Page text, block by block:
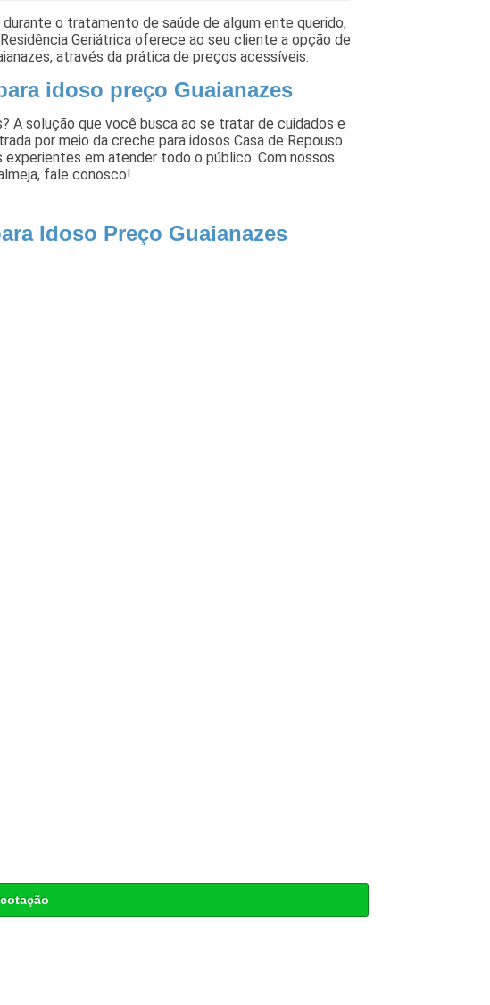
o tratamento de saúde de algum ente querido,
Geriátrica oferece ao seu cliente a opção de
através da prática de preços acessíveis.
idoso preço Guaianazes
A solução que você busca ao se tratar de cuidados e
por meio da creche para idosos Casa de Repouso
em atender todo o público. Com nossos
fale conosco!
Idoso Preço Guaianazes